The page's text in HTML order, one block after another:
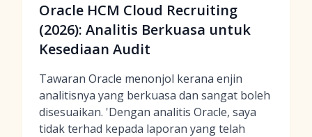
Oracle HCM Cloud Recruiting
(2026): Analitis Berkuasa untuk
Kesediaan Audit
Tawaran Oracle menonjol kerana enjin
analitisnya yang berkuasa dan sangat boleh
disesuaikan. 'Dengan analitis Oracle, saya
tidak terhad kepada laporan yang telah